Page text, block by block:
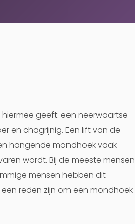
geeft: een neerwaartse
en chagrijnig. Een lift van de
hangende mondhoek vaak
wordt. Bij de meeste mensen
mensen hebben dit
reden zijn om een mondhoek